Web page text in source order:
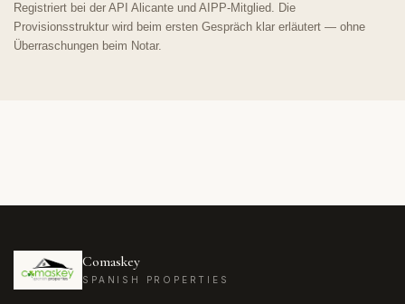
Registriert bei der API Alicante und AIPP-Mitglied. Die
Provisionsstruktur wird beim ersten Gespräch klar erläutert — ohne
Überraschungen beim Notar.
Comaskey
SPANISH PROPERTIES